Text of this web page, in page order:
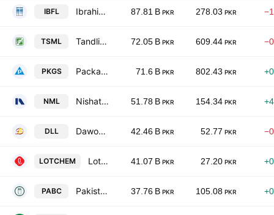
IBFL Ibrahim Fibres Limited 87.81 B PKR 278.03 PKR
TSML Tandlianwala Sugar Mills Limited 72.05 B PKR 609.44 PKR
PKGS Packages Limited 71.6 B PKR 802.43 PKR
NML Nishat Mills Limited 51.78 B PKR 154.34 PKR
DLL Dawood Lawrencepur Limited 42.46 B PKR 52.77 PKR
LOTCHEM Lotte Chemical Pakistan Ltd. 41.07 B PKR 27.20 PKR
PABC Pakistan Aluminium Beverage Cans Ltd. 37.76 B PKR 105.08 PKR